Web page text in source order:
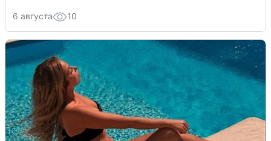
6 августа 10